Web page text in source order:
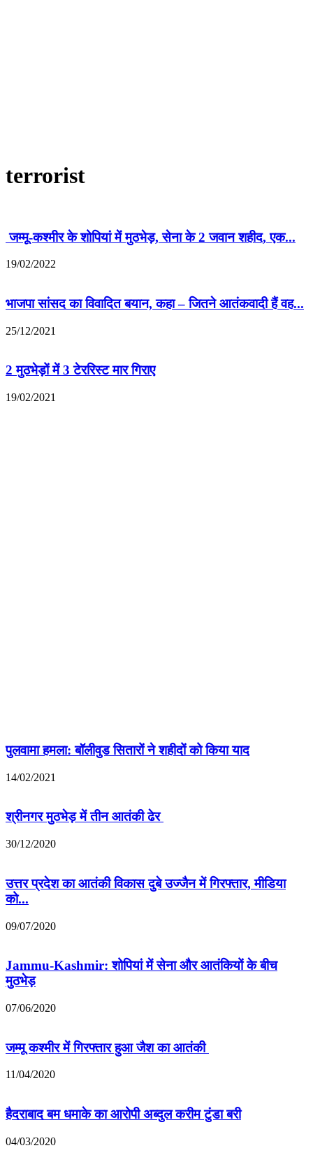
terrorist
जम्मू-कश्मीर के शोपियां में मुठभेड़, सेना के 2 जवान शहीद, एक...
19/02/2022
भाजपा सांसद का विवादित बयान, कहा – जितने आतंकवादी हैं वह...
25/12/2021
2 मुठभेड़ों में 3 टेररिस्ट मार गिराए
19/02/2021
पुलवामा हमला: बॉलीवुड सितारों ने शहीदों को किया याद
14/02/2021
श्रीनगर मुठभेड़ में तीन आतंकी ढेर
30/12/2020
उत्तर प्रदेश का आतंकी विकास दुबे उज्जैन में गिरफ्तार, मीडिया
को...
09/07/2020
Jammu-Kashmir: शोपियां में सेना और आतंकियों के बीच
मुठभेड़
07/06/2020
जम्‍मू कश्‍मीर में गिरफ्तार हुआ जैश का आतंकी
11/04/2020
हैदराबाद बम धमाके का आरोपी अब्दुल करीम टुंडा बरी
04/03/2020